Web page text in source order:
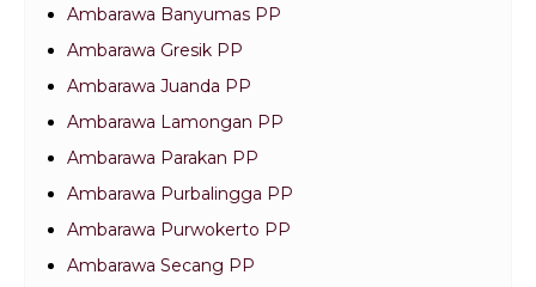
Ambarawa Banyumas PP
Ambarawa Gresik PP
Ambarawa Juanda PP
Ambarawa Lamongan PP
Ambarawa Parakan PP
Ambarawa Purbalingga PP
Ambarawa Purwokerto PP
Ambarawa Secang PP